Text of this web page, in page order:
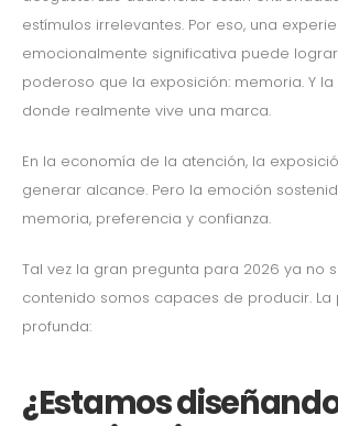
estímulos irrelevantes. Por eso, una
emocionalmente significativa puede
poderoso que la exposición: memoria. Y
donde realmente vive una marca.
En la economía de la atención, la
generar alcance. Pero la emoción
memoria, preferencia y confianza.
Tal vez la gran pregunta para 2026 ya no
contenido somos capaces de producir. La
profunda:
¿Estamos